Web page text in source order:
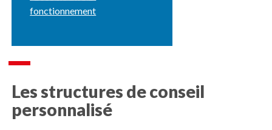
fonctionnement
Les structures de conseil
personnalisé